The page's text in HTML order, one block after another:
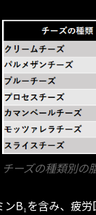
チーズの種類別の
B₁を含み、疲労